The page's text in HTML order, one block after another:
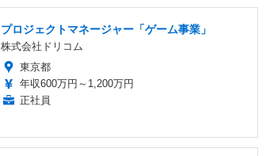
プロジェクトマネージャー「ゲーム事業」
株式会社ドリコム
東京都
年収600万円～1,200万円
正社員